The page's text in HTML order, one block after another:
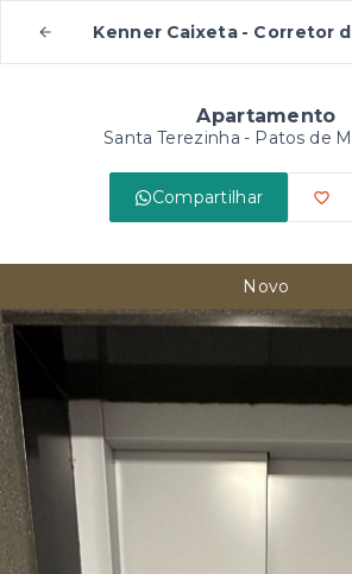
Kenner Caixeta - Corretor
Apartamento
Santa Terezinha - Patos de
Compartilhar
Novo